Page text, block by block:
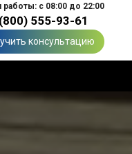
работы: с 08:00 до 22:00
555-93-61
консультацию